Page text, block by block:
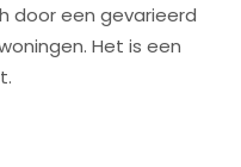
door een gevarieerd
Het is een